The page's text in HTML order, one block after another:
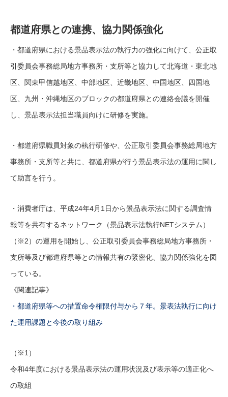
都道府県との連携、協力関係強化
・都道府県における景品表示法の執行力の強化に向けて、公正取
引委員会事務総局地方事務所・支所等と協力して北海道・東北地
区、関東甲信越地区、中部地区、近畿地区、中国地区、四国地
区、九州・沖縄地区のブロックの都道府県との連絡会議を開催
し、景品表示法担当職員向けに研修を実施。
・都道府県職員対象の執行研修や、公正取引委員会事務総局地方
事務所・支所等と共に、都道府県が行う景品表示法の運用に関し
て助言を行う。
・消費者庁は、平成24年4月1日から景品表示法に関する調査情
報等を共有するネットワーク（景品表示法執行NETシステム）
（※2）の運用を開始し、公正取引委員会事務総局地方事務所・
支所等及び都道府県等との情報共有の緊密化、協力関係強化を図
っている。
《関連記事》
・都道府県等への措置命令権限付与から７年。景表法執行に向け
た運用課題と今後の取り組み
（※1）
令和4年度における景品表示法の運用状況及び表示等の適正化へ
の取組